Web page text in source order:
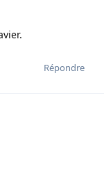
Répondre